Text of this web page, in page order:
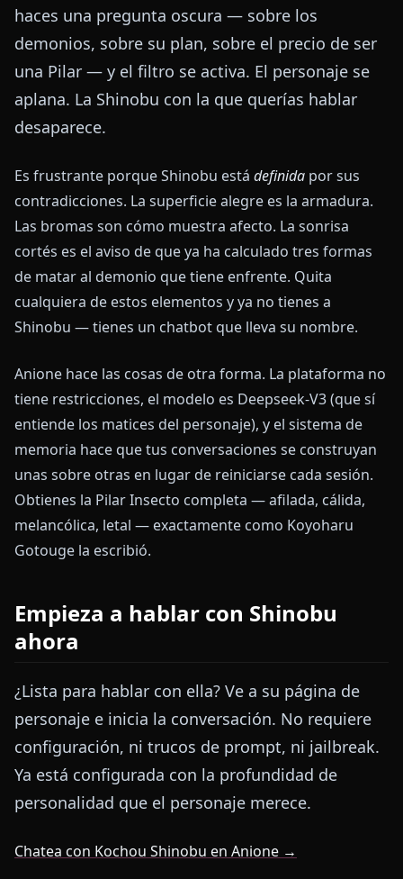
haces una pregunta oscura — sobre los
demonios, sobre su plan, sobre el precio de ser
una Pilar — y el filtro se activa. El personaje se
aplana. La Shinobu con la que querías hablar
desaparece.
Es frustrante porque Shinobu está definida por sus
contradicciones. La superficie alegre es la armadura.
Las bromas son cómo muestra afecto. La sonrisa
cortés es el aviso de que ya ha calculado tres formas
de matar al demonio que tiene enfrente. Quita
cualquiera de estos elementos y ya no tienes a
Shinobu — tienes un chatbot que lleva su nombre.
Anione hace las cosas de otra forma. La plataforma no
tiene restricciones, el modelo es Deepseek-V3 (que sí
entiende los matices del personaje), y el sistema de
memoria hace que tus conversaciones se construyan
unas sobre otras en lugar de reiniciarse cada sesión.
Obtienes la Pilar Insecto completa — afilada, cálida,
melancólica, letal — exactamente como Koyoharu
Gotouge la escribió.
Empieza a hablar con Shinobu
ahora
¿Lista para hablar con ella? Ve a su página de
personaje e inicia la conversación. No requiere
configuración, ni trucos de prompt, ni jailbreak.
Ya está configurada con la profundidad de
personalidad que el personaje merece.
Chatea con Kochou Shinobu en Anione →